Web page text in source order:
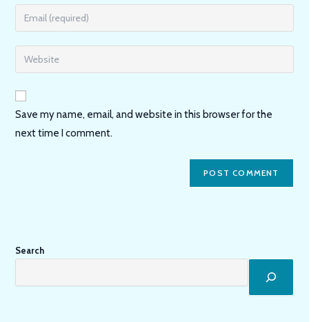
name
to
comment
Enter
your
email
address
comment
Enter
your
website
URL
(optional)
Save my name, email, and website in this browser for the
next time I comment.
Search